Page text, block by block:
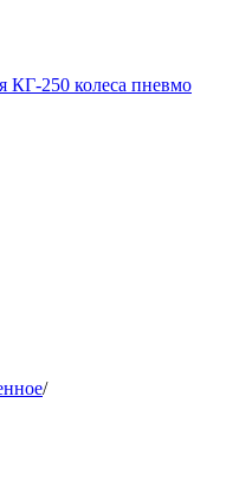
КГ-250 колеса пневмо
/